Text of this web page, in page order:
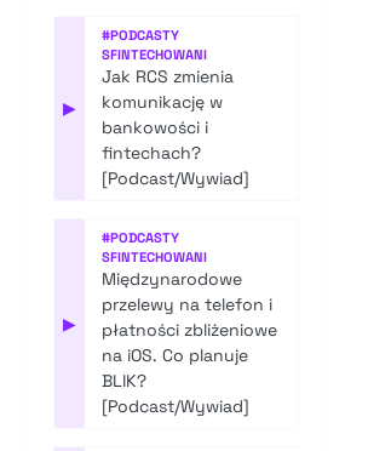
▶
#PODCASTY
SFINTECHOWANI
Jak RCS zmienia
komunikację w
bankowości i
fintechach?
[Podcast/Wywiad]
▶
#PODCASTY
SFINTECHOWANI
Międzynarodowe
przelewy na telefon i
płatności zbliżeniowe
na iOS. Co planuje
BLIK?
[Podcast/Wywiad]